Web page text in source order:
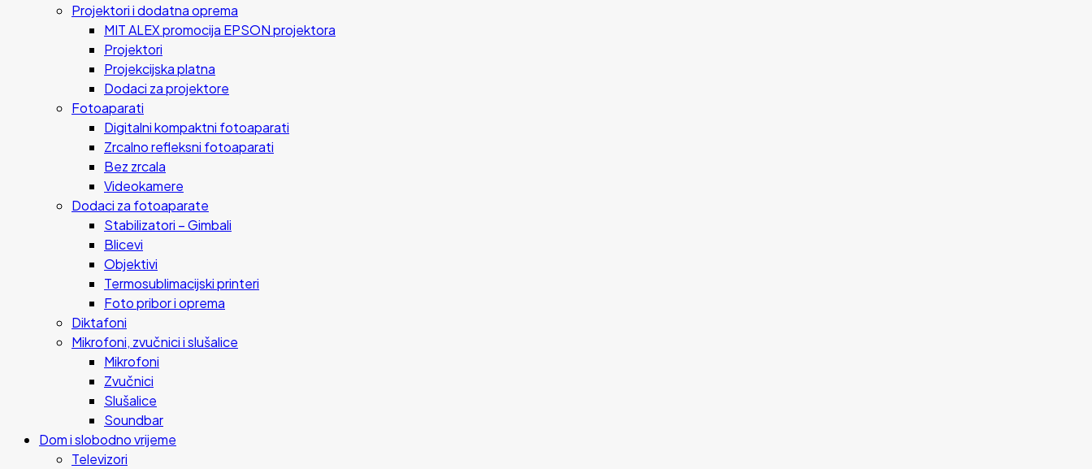
Projektori i dodatna oprema
MIT ALEX promocija EPSON projektora
Projektori
Projekcijska platna
Dodaci za projektore
Fotoaparati
Digitalni kompaktni fotoaparati
Zrcalno refleksni fotoaparati
Bez zrcala
Videokamere
Dodaci za fotoaparate
Stabilizatori – Gimbali
Blicevi
Objektivi
Termosublimacijski printeri
Foto pribor i oprema
Diktafoni
Mikrofoni, zvučnici i slušalice
Mikrofoni
Zvučnici
Slušalice
Soundbar
Dom i slobodno vrijeme
Televizori